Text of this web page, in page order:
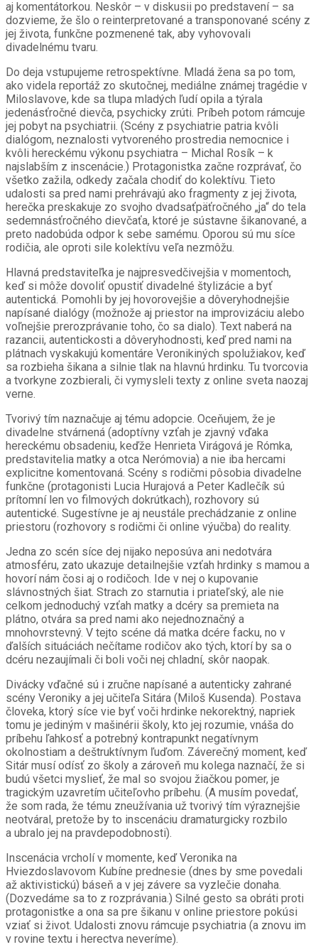
aj komentátorkou. Neskôr – v diskusii po predstavení – sa
dozvieme, že šlo o reinterpretované a transponované scény z
jej života, funkčne pozmenené tak, aby vyhovovali
divadelnému tvaru.
Do deja vstupujeme retrospektívne. Mladá žena sa po tom,
ako videla reportáž zo skutočnej, mediálne známej tragédie v
Miloslavove, kde sa tlupa mladých ľudí opila a týrala
jedenásťročné dievča, psychicky zrúti. Príbeh potom rámcuje
jej pobyt na psychiatrii. (Scény z psychiatrie patria kvôli
dialógom, neznalosti vytvoreného prostredia nemocnice i
kvôli hereckému výkonu psychiatra – Michal Rosík – k
najslabším z inscenácie.) Protagonistka začne rozprávať, čo
všetko zažila, odkedy začala chodiť do kolektívu. Tieto
udalosti sa pred nami prehrávajú ako fragmenty z jej života,
herečka preskakuje zo svojho dvadsaťpäťročného „ja“ do tela
sedemnásťročného dievčaťa, ktoré je sústavne šikanované, a
preto nadobúda odpor k sebe samému. Oporou sú mu síce
rodičia, ale oproti sile kolektívu veľa nezmôžu.
Hlavná predstaviteľka je najpresvedčivejšia v momentoch,
keď si môže dovoliť opustiť divadelné štylizácie a byť
autentická. Pomohli by jej hovorovejšie a dôveryhodnejšie
napísané dialógy (možnože aj priestor na improvizáciu alebo
voľnejšie prerozprávanie toho, čo sa dialo). Text naberá na
razancii, autentickosti a dôveryhodnosti, keď pred nami na
plátnach vyskakujú komentáre Veronikiných spolužiakov, keď
sa rozbieha šikana a silnie tlak na hlavnú hrdinku. Tu tvorcovia
a tvorkyne zozbierali, či vymysleli texty z online sveta naozaj
verne.
Tvorivý tím naznačuje aj tému adopcie. Oceňujem, že je
divadelne stvárnená (adoptívny vzťah je zjavný vďaka
hereckému obsadeniu, keďže Henrieta Virágová je Rómka,
predstavitelia matky a otca Nerómovia) a nie iba hercami
explicitne komentovaná. Scény s rodičmi pôsobia divadelne
funkčne (protagonisti Lucia Hurajová a Peter Kadlečík sú
prítomní len vo filmových dokrútkach), rozhovory sú
autentické. Sugestívne je aj neustále prechádzanie z online
priestoru (rozhovory s rodičmi či online výučba) do reality.
Jedna zo scén síce dej nijako neposúva ani nedotvára
atmosféru, zato ukazuje detailnejšie vzťah hrdinky s mamou a
hovorí nám čosi aj o rodičoch. Ide v nej o kupovanie
slávnostných šiat. Strach zo starnutia i priateľský, ale nie
celkom jednoduchý vzťah matky a dcéry sa premieta na
plátno, otvára sa pred nami ako nejednoznačný a
mnohovrstevný. V tejto scéne dá matka dcére facku, no v
ďalších situáciách nečítame rodičov ako tých, ktorí by sa o
dcéru nezaujímali či boli voči nej chladní, skôr naopak.
Divácky vďačné sú i zručne napísané a autenticky zahrané
scény Veroniky a jej učiteľa Sitára (Miloš Kusenda). Postava
človeka, ktorý síce vie byť voči hrdinke nekorektný, napriek
tomu je jediným v mašinérii školy, kto jej rozumie, vnáša do
príbehu ľahkosť a potrebný kontrapunkt negatívnym
okolnostiam a deštruktívnym ľuďom. Záverečný moment, keď
Sitár musí odísť zo školy a zároveň mu kolega naznačí, že si
budú všetci myslieť, že mal so svojou žiačkou pomer, je
tragickým uzavretím učiteľovho príbehu. (A musím povedať,
že som rada, že tému zneužívania už tvorivý tím výraznejšie
neotváral, pretože by to inscenáciu dramaturgicky rozbilo
a ubralo jej na pravdepodobnosti).
Inscenácia vrcholí v momente, keď Veronika na
Hviezdoslavovom Kubíne prednesie (dnes by sme povedali
až aktivistickú) báseň a v jej závere sa vyzlečie donaha.
(Dozvedáme sa to z rozprávania.) Silné gesto sa obráti proti
protagonistke a ona sa pre šikanu v online priestore pokúsi
vziať si život. Udalosti znovu rámcuje psychiatria (a znovu im
v rovine textu i herectva neveríme).